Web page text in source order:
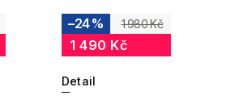
1 980 Kč
–24 %
1 490 Kč
Detail